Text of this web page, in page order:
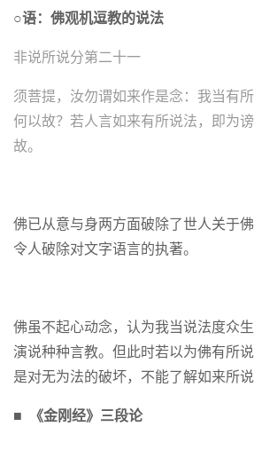
○语：佛观机逗教的说法
非说所说分第二十一
须菩提，汝勿谓如来作是念：我当
何以故？若人言如来有所说法，即为
故。
佛已从意与身两方面破除了世人关于
令人破除对文字语言的执著。
佛虽不起心动念，认为我当说法度众
演说种种言教。但此时若以为佛有所
是对无为法的破坏，不能了解如来所说
■ 《金刚经》三段论